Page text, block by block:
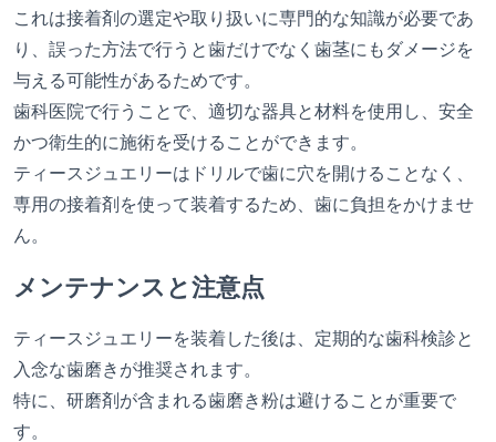
これは接着剤の選定や取り扱いに専門的な知識が必要であ
り、誤った方法で行うと歯だけでなく歯茎にもダメージを
与える可能性があるためです。
歯科医院で行うことで、適切な器具と材料を使用し、安全
かつ衛生的に施術を受けることができます。
ティースジュエリーはドリルで歯に穴を開けることなく、
専用の接着剤を使って装着するため、歯に負担をかけませ
ん。
メンテナンスと注意点
ティースジュエリーを装着した後は、定期的な歯科検診と
入念な歯磨きが推奨されます。
特に、研磨剤が含まれる歯磨き粉は避けることが重要で
す。